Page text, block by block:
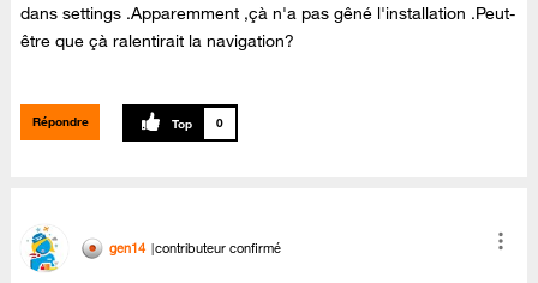
dans settings .Apparemment ,çà n'a pas gêné l'installation .Peut-
être que çà ralentirait la navigation?
Répondre 0
gen14 contributeur confirmé